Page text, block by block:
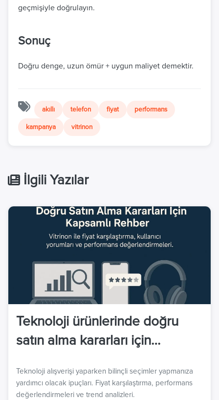
geçmişiyle doğrulayın.
Sonuç
Doğru denge, uzun ömür + uygun maliyet demektir.
akıllı telefon fiyat performans
kampanya vitrinon
İlgili Yazılar
Teknoloji ürünlerinde doğru
satın alma kararları için
fiyat karşılaştırma, kullanıcı
Teknoloji alışverişi yaparken bilinçli seçimler yapmanıza
yardımcı olacak ipuçları. Fiyat karşılaştırma, performans
değerlendirmeleri ve trend analizleri.